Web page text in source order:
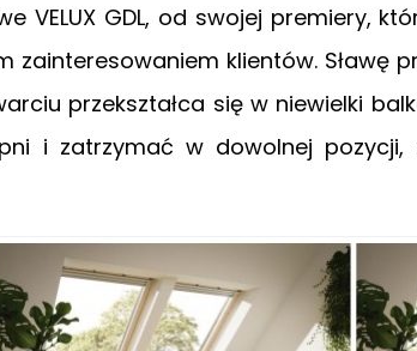
VELUX GDL, od swojej premiery,
zainteresowaniem klientów. Sławę
przekształca się w niewielki
i zatrzymać w dowolnej